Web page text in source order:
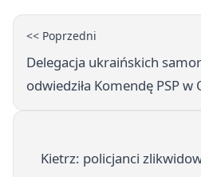
<< Poprzedni
Delegacja ukraińskich
odwiedziła Komendę PSP w
Kietrz: policjanci